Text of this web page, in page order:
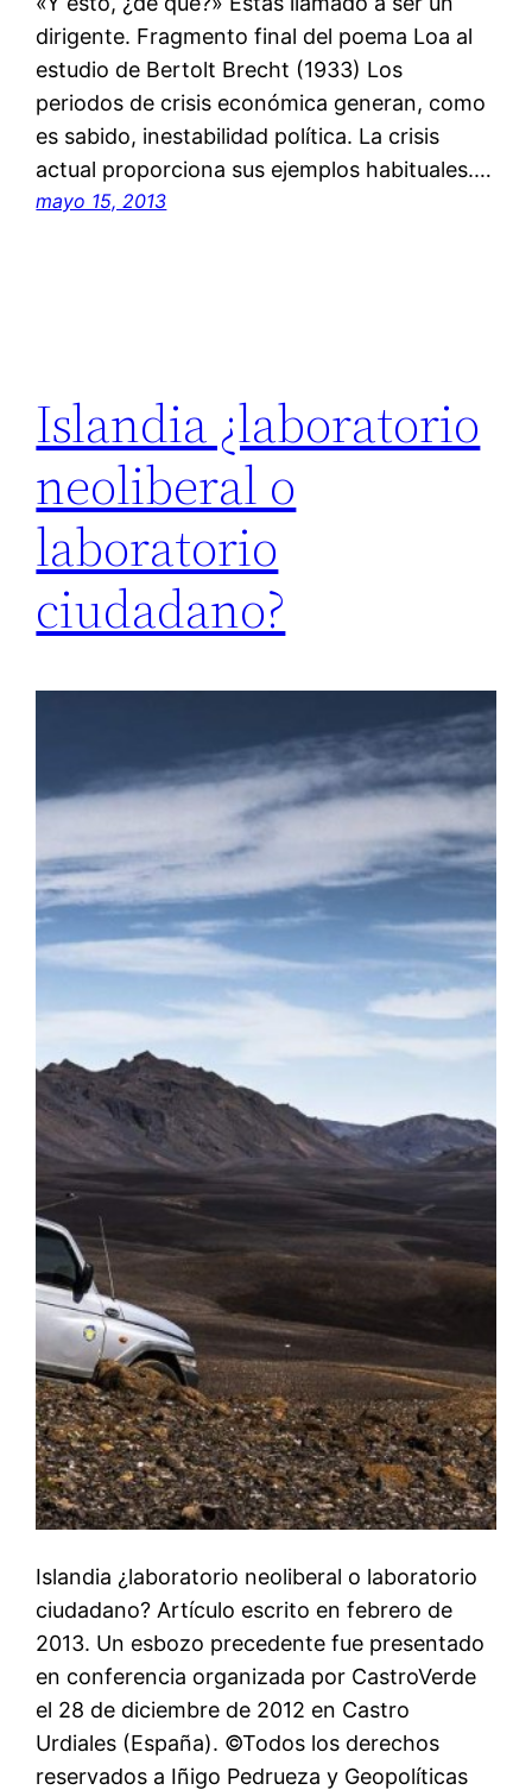
dirigente. Fragmento final del poema Loa al
estudio de Bertolt Brecht (1933) Los
periodos de crisis económica generan, como
es sabido, inestabilidad política. La crisis
actual proporciona sus ejemplos habituales.…
mayo 15, 2013
Islandia ¿laboratorio
neoliberal o
laboratorio
ciudadano?
Islandia ¿laboratorio neoliberal o laboratorio
ciudadano? Artículo escrito en febrero de
2013. Un esbozo precedente fue presentado
en conferencia organizada por CastroVerde
el 28 de diciembre de 2012 en Castro
Urdiales (España). ©Todos los derechos
reservados a Iñigo Pedrueza y Geopolíticas